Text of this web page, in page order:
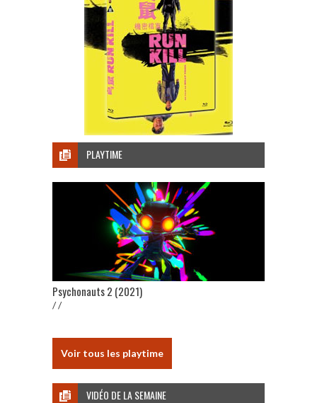
PLAYTIME
Psychonauts 2 (2021)
/ /
Voir tous les playtime
VIDÉO DE LA SEMAINE